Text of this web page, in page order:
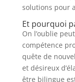
solutions pour
Et pourquoi
On l’oublie
compétence
quête de
et désireux
être bilingue